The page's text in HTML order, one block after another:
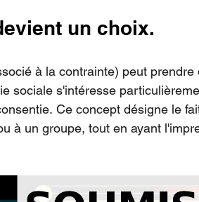
Couple Cancer Deuil
un choix.
à la contrainte) peut prendre
sociale s'intéresse
Ce concept désigne le
à un groupe, tout en ayant